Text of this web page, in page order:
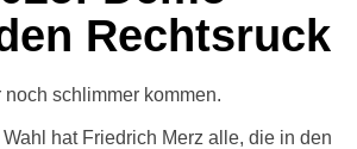
Rechts
Rechtsruck
schlimmer kommen.
hat Friedrich Merz alle, die in den